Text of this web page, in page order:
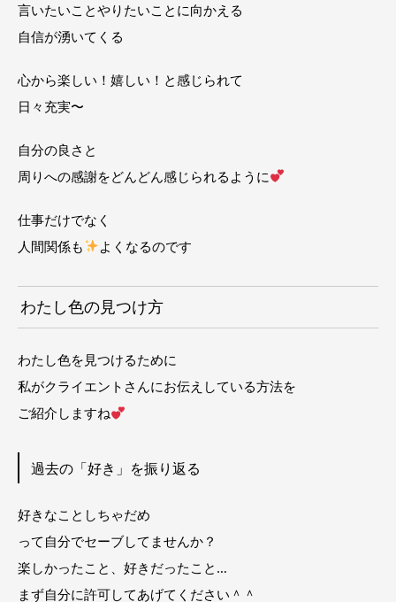
言いたいことやりたいことに向かえる
自信が湧いてくる
心から楽しい！嬉しい！と感じられて
日々充実〜
自分の良さと
周りへの感謝をどんどん感じられるように
仕事だけでなく
人間関係も
よくなるのです
わたし色の見つけ方
わたし色を見つけるために
私がクライエントさんにお伝えしている方法を
ご紹介しますね
過去の「好き」を振り返る
好きなことしちゃだめ
って自分でセーブしてませんか？
楽しかったこと、好きだったこと…
まず自分に許可してあげてください＾＾